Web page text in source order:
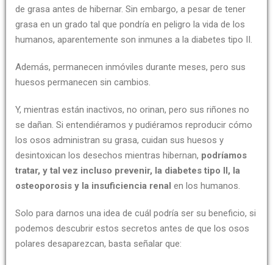
de grasa antes de hibernar. Sin embargo, a pesar de tener
grasa en un grado tal que pondría en peligro la vida de los
humanos, aparentemente son inmunes a la diabetes tipo II.
Además, permanecen inmóviles durante meses, pero sus
huesos permanecen sin cambios.
Y, mientras están inactivos, no orinan, pero sus riñones no
se dañan. Si entendiéramos y pudiéramos reproducir cómo
los osos administran su grasa, cuidan sus huesos y
desintoxican los desechos mientras hibernan, podríamos
tratar, y tal vez incluso prevenir, la diabetes tipo II, la
osteoporosis y la insuficiencia renal en los humanos.
Solo para darnos una idea de cuál podría ser su beneficio, si
podemos descubrir estos secretos antes de que los osos
polares desaparezcan, basta señalar que: